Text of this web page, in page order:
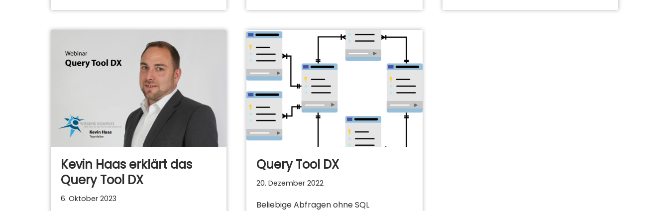
Kevin Haas erklärt das
Query Tool DX
6. Oktober 2023
Query Tool DX
20. Dezember 2022
Beliebige Abfragen ohne SQL